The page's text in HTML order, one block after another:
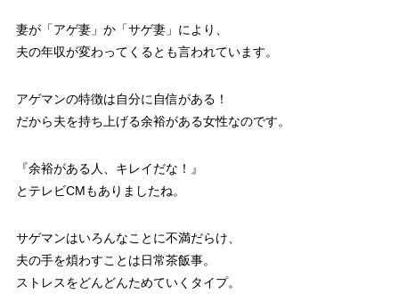
妻が「アゲ妻」か「サゲ妻」により、
夫の年収が変わってくるとも言われています。
アゲマンの特徴は自分に自信がある！
だから夫を持ち上げる余裕がある女性なのです。
『余裕がある人、キレイだな！』
とテレビCMもありましたね。
サゲマンはいろんなことに不満だらけ、
夫の手を煩わすことは日常茶飯事。
ストレスをどんどんためていくタイプ。